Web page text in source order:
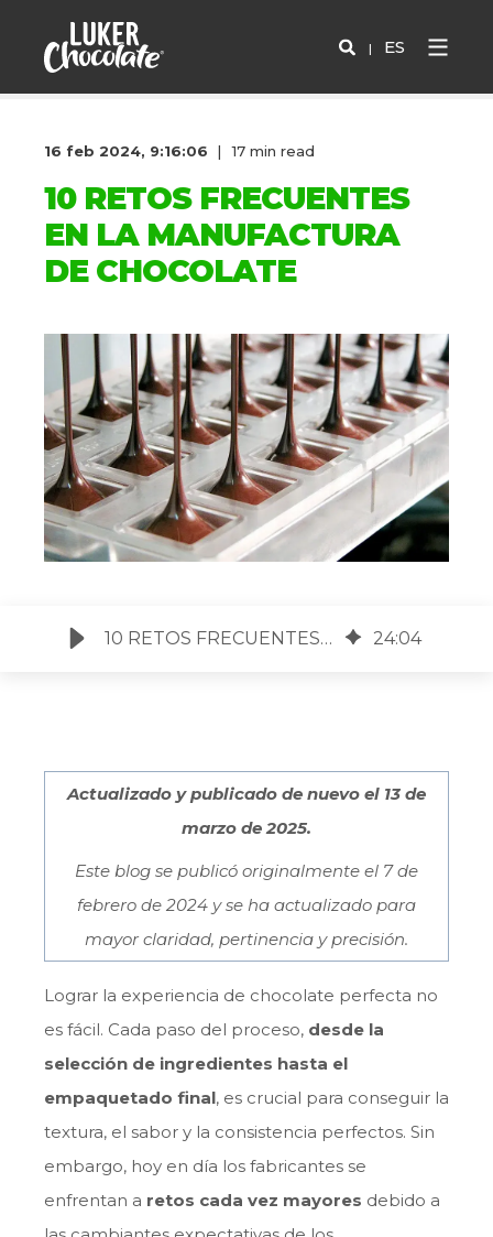
ES
16 feb 2024, 9:16:06 17 min read
10 RETOS FRECUENTES
EN LA MANUFACTURA
DE CHOCOLATE
10 RETOS FRECUENTES EN LA MANUFACTURA DE CHOCOLATE 24:04
Actualizado y publicado de nuevo el 13 de
marzo de 2025.
Este blog se publicó originalmente el 7 de
febrero de 2024 y se ha actualizado para
mayor claridad, pertinencia y precisión.
Lograr la experiencia de chocolate perfecta no
es fácil. Cada paso del proceso, desde la
selección de ingredientes hasta el
empaquetado final, es crucial para conseguir la
textura, el sabor y la consistencia perfectos. Sin
embargo, hoy en día los fabricantes se
enfrentan a retos cada vez mayores debido a